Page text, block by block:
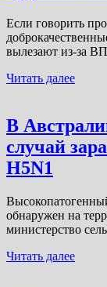
Если говорить
вылезают из-за
Читать далее
В
случай
H5N1
обнаружен на
министерство
Читать далее